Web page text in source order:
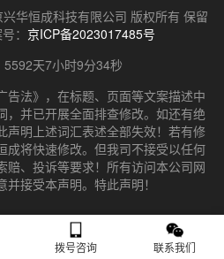
华恒成科技有限公司 版权所有 保留
： 京ICP备2023017485号
5592天7小时9分34秒
告法》，在标题、页面等文案描述中
，并已开展全面排查修改。如还有绝
声明上述词汇表述全部失效！若有修
成将快速修改。但我司不接受以任何
赔、投诉等要求！所有访问本公司网
接受本声明。特此声明！
拨号咨询 联系我们